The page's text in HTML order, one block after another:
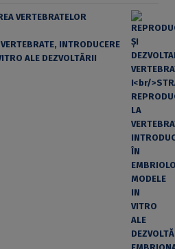
VERTEBRATELOR
INTRODUCERE
ALE DEZVOLTĂRII